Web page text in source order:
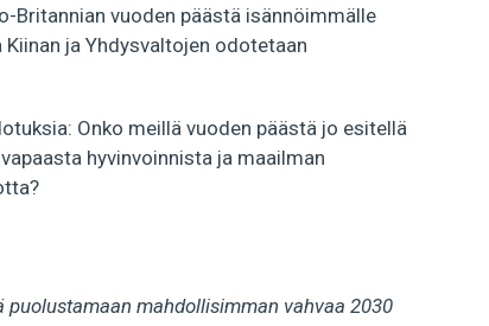
Britannian vuoden päästä isännöimmälle
ja Yhdysvaltojen odotetaan
Onko meillä vuoden päästä jo esitellä
hyvinvoinnista ja maailman
mahdollisimman vahvaa 2030